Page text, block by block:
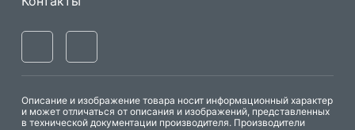
Описание и изображение товара носит информационный характер
и может отличаться от описания и изображений, представленных
в технической документации производителя. Производители